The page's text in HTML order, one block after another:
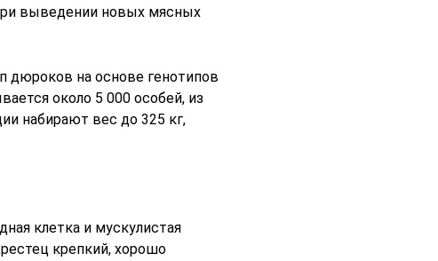
выведении новых мясных
дюроков на основе генотипов
около 5 000 особей, из
набирают вес до 325 кг,
клетка и мускулистая
крепкий, хорошо